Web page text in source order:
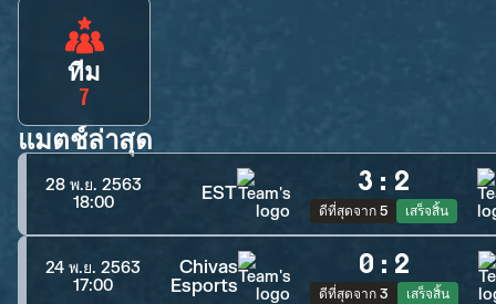
ทีม
7
แมตช์ล่าสุด
28 พ.ย. 2563
18:00
EST 3 : 2
ดีที่สุดจาก 5 เสร็จสิ้น
24 พ.ย. 2563
17:00
Chivas
Esports
0 : 2
ดีที่สุดจาก 3 เสร็จสิ้น